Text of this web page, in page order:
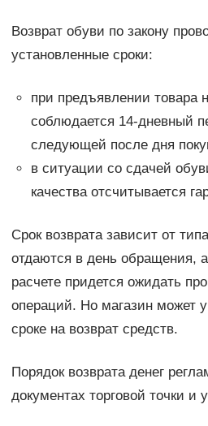
Возврат обуви по закону
установленные сроки:
при предъявлении товара
соблюдается 14-дневный
следующей после дня
в ситуации со сдачей
качества отсчитывается
Срок возврата зависит от
отдаются в день обращения,
расчете придется ожидать
операций. Но магазин может
сроке на возврат средств.
Порядок возврата денег
документах торговой точки и